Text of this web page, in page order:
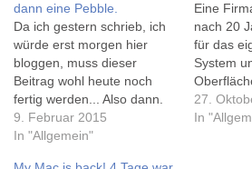
dann eine Pebble.
Da ich gestern schrieb, ich
würde erst morgen hier
bloggen, muss dieser
Beitrag wohl heute noch
fertig werden... Also dann.
Der Mensch ist ein
Gewohnheitstier, und ich
9. Februar 2015
In "Allgemein"
Eine
nach 20
für das
System
t3n.de.
27.
In